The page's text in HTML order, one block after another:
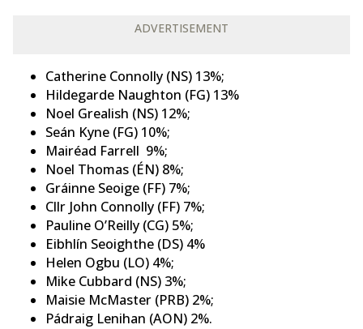
ADVERTISEMENT
Catherine Connolly (NS) 13%;
Hildegarde Naughton (FG) 13%
Noel Grealish (NS) 12%;
Seán Kyne (FG) 10%;
Mairéad Farrell 9%;
Noel Thomas (ÉN) 8%;
Gráinne Seoige (FF) 7%;
Cllr John Connolly (FF) 7%;
Pauline O’Reilly (CG) 5%;
Eibhlín Seoighthe (DS) 4%
Helen Ogbu (LO) 4%;
Mike Cubbard (NS) 3%;
Maisie McMaster (PRB) 2%;
Pádraig Lenihan (AON) 2%.